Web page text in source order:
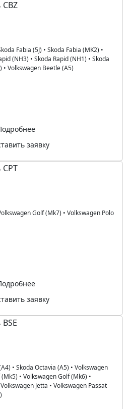
Fabia (5J) • Skoda Fabia (MK2) •
(NH3) • Skoda Rapid (NH1) • Skoda
• Volkswagen Beetle (A5)
заявку
Golf (Mk7) • Volkswagen Polo
заявку
• Skoda Octavia (A5) • Volkswagen
• Volkswagen Golf (Mk6) •
Volkswagen Jetta • Volkswagen Passat